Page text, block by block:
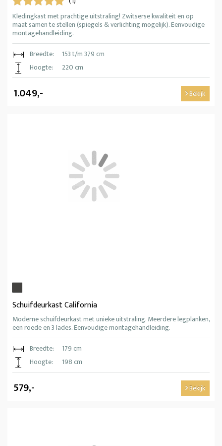
Kledingkast met prachtige uitstraling! Zwitserse kwaliteit en op
maat samen te stellen (spiegels & verlichting mogelijk). Eenvoudige
montagehandleiding.
Breedte:
153 t/m 379 cm
Hoogte:
220 cm
1.049,- Bekijk
Schuifdeurkast California
Moderne schuifdeurkast met unieke uitstraling. Meerdere legplanken,
een roede en 3 lades. Eenvoudige montagehandleiding.
Breedte:
179 cm
Hoogte:
198 cm
579,- Bekijk